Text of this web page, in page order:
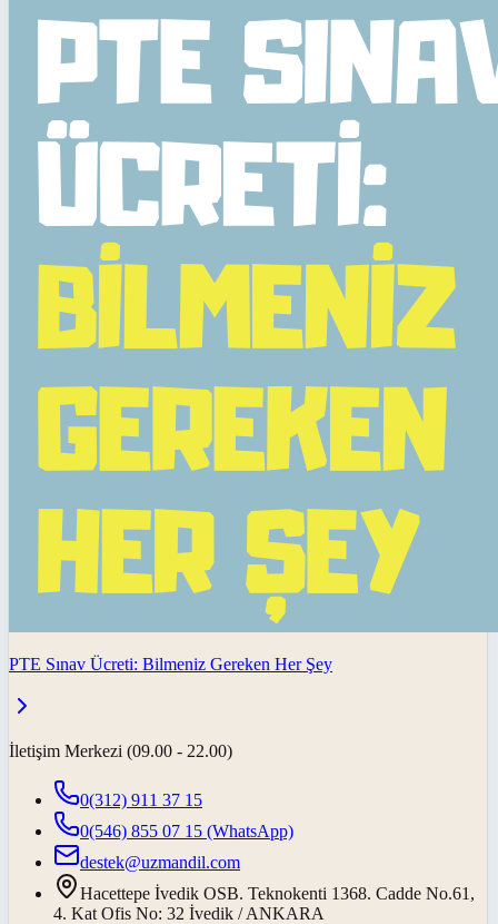
PTE Sınav Ücreti: Bilmeniz Gereken Her Şey
İletişim Merkezi (09.00 - 22.00)
0(312) 911 37 15
0(546) 855 07 15 (WhatsApp)
destek@uzmandil.com
Hacettepe İvedik OSB. Teknokenti 1368. Cadde No.61,
4. Kat Ofis No: 32 İvedik / ANKARA